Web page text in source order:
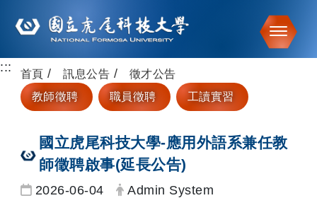
跳到主要內容
::: 首頁 訊息公告
徵才公告
教師徵聘
職員徵聘 工讀實習
國立虎尾科技大學-應用外語系兼任教
師徵聘啟事(延長公告)
日期：
2026-06-04 發布者：
Admin System